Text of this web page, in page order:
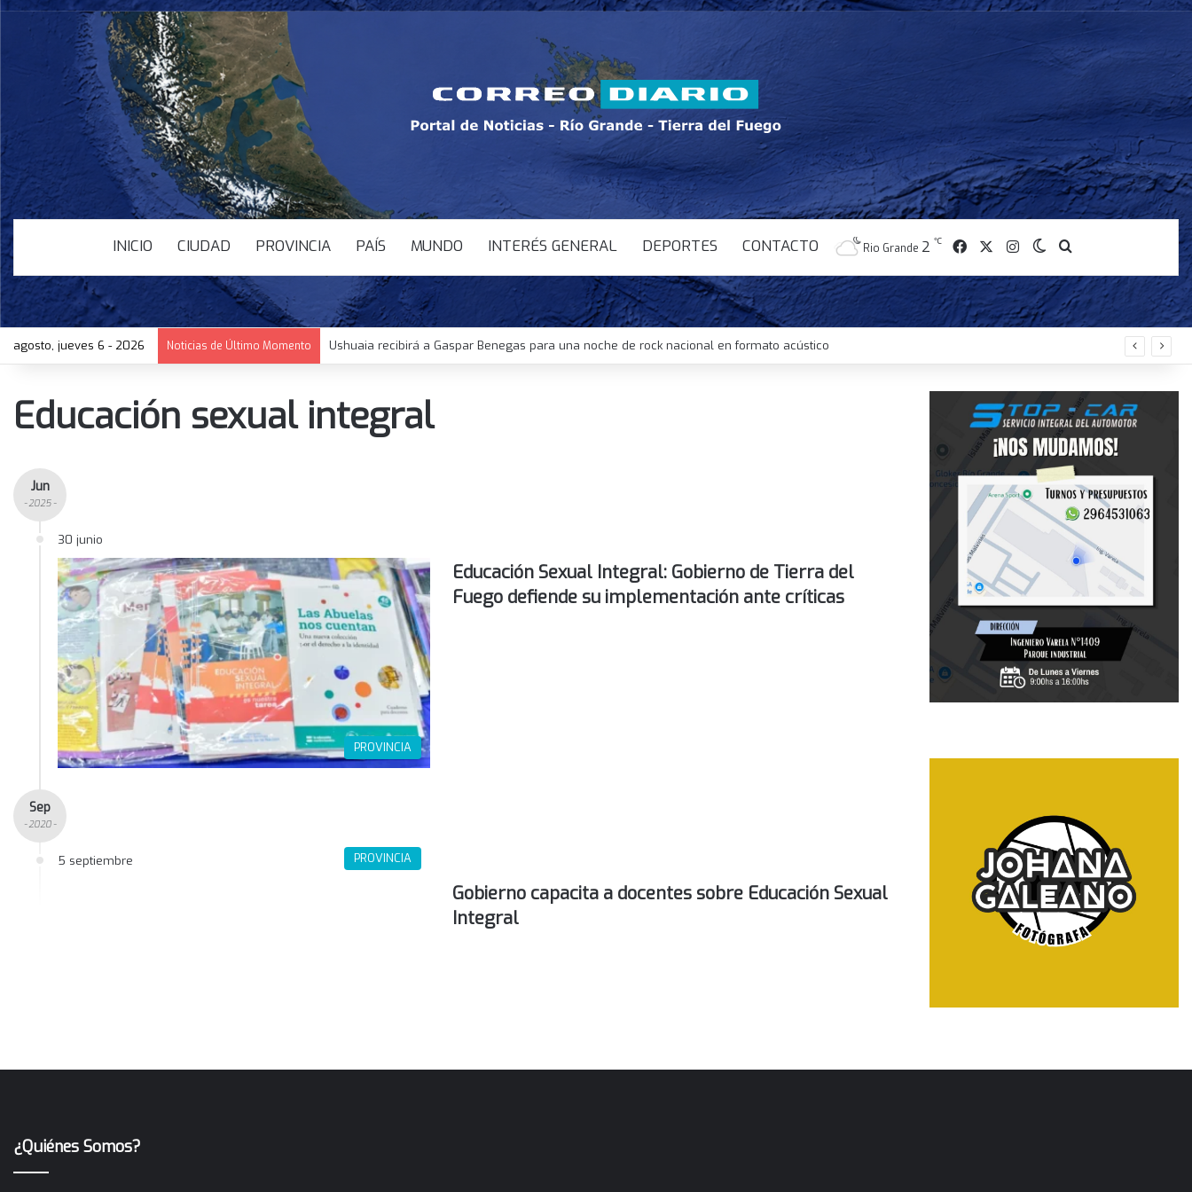
INICIO CIUDAD PROVINCIA PAÍS MUNDO INTERÉS GENERAL DEPORTES CONTACTO Rio Grande 2 ℃ FacebookInstagramSwitch skin
agosto, jueves 6 - 2026 Noticias de Último Momento Ushuaia recibirá a Gaspar Benegas para una noche de rock nacional en formato acústico
Educación sexual integral
Jun
- 2025 -
30 junio
PROVINCIA
Educación Sexual Integral: Gobierno de Tierra del
Fuego defiende su implementación ante críticas
Sep
- 2020 -
5 septiembre PROVINCIA
Gobierno capacita a docentes sobre Educación Sexual
Integral
¿Quiénes Somos?